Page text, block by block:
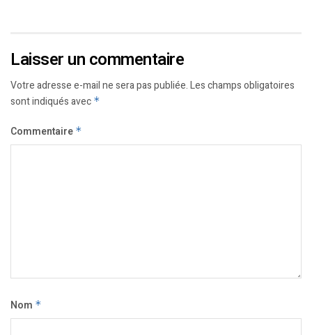
Laisser un commentaire
Votre adresse e-mail ne sera pas publiée.Les champs obligatoires
sont indiqués avec *
Commentaire *
Nom *